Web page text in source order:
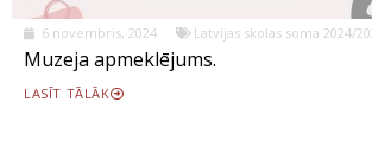
6 novembris, 2024 Latvijas skolas soma 2024/
Muzeja apmeklējums.
LASĪT TĀLĀK